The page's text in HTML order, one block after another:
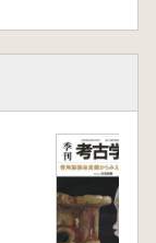
清と如意
本におけ